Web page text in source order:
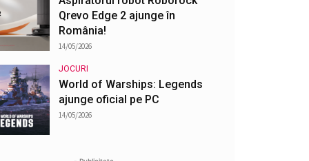
Qrevo Edge 2 ajunge în
România!
14/05/2026
JOCURI
World of Warships: Legends
ajunge oficial pe PC
14/05/2026